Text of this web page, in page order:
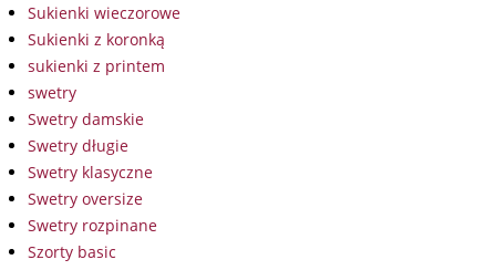
Sukienki wieczorowe
Sukienki z koronką
sukienki z printem
swetry
Swetry damskie
Swetry długie
Swetry klasyczne
Swetry oversize
Swetry rozpinane
Szorty basic